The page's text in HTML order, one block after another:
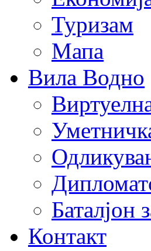
Туризам
Мапа
Вила Водно
Баталјон
Контакт